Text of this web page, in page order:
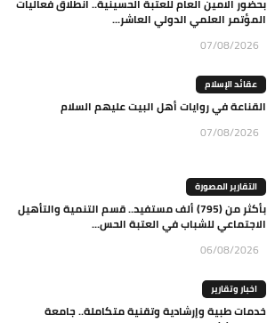
بحضور الامين العام للعتبة الحسينية.. انطلاق فعاليات
المؤتمر العلمي الدولي العاشر...
07/08/2026
عقائد الإسلام
القناعة في روايات أهل البيت عليهم السلام
07/08/2026
التقارير المصورة
بأكثر من (795) ألف مستفيد.. قسم التنمية والتأهيل
الاجتماعي للشباب في العتبة الحس...
06/08/2026
اخبار وتقارير
خدمات طبية وإرشادية وتقنية متكاملة.. جامعة